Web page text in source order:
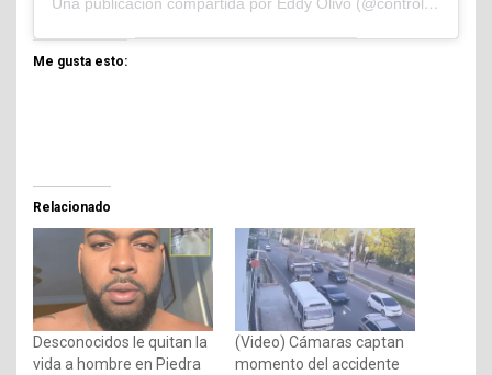
Me gusta esto:
Relacionado
Desconocidos le quitan la
vida a hombre en Piedra
(Video) Cámaras captan
momento del accidente